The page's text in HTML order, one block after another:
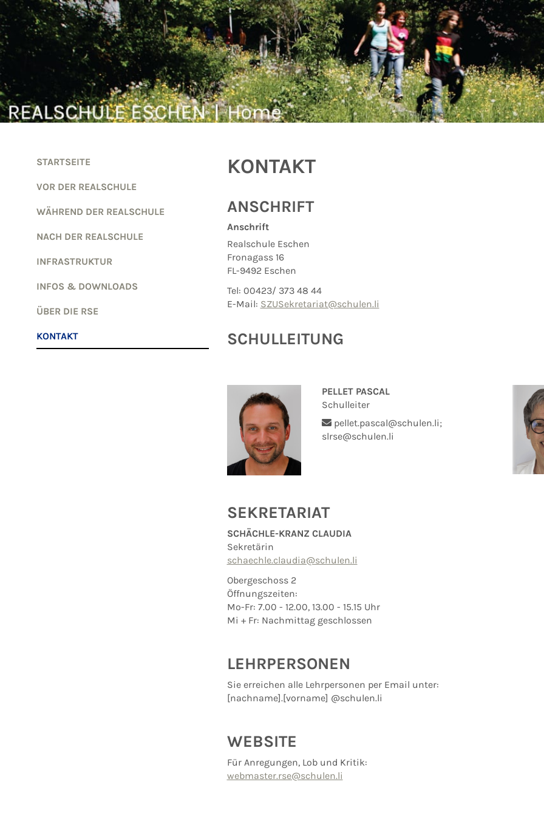
Zum Inhalt springen
KONTAKT
ANSCHRIFT
Anschrift
Realschule Eschen
Fronagass 16
FL-9492 Eschen
Tel: 00423/ 373 48 44
E-Mail: SZUSekretariat@schulen.li
SCHULLEITUNG
PELLET PASCAL
Schulleiter
pellet.pascal@schulen.li;
slrse@schulen.li
SEKRETARIAT
SCHÄCHLE-KRANZ CLAUDIA
Sekretärin
schaechle.claudia@schulen.li
Obergeschoss 2
Öffnungszeiten:
Mo-Fr: 7.00 - 12.00, 13.00 - 15.15 Uhr
Mi + Fr: Nachmittag geschlossen
LEHRPERSONEN
Sie erreichen alle Lehrpersonen per Email unter:
[nachname].[vorname] @schulen.li
WEBSITE
Für Anregungen, Lob und Kritik:
webmaster.rse@schulen.li
STARTSEITE
VOR DER REALSCHULE
WÄHREND DER REALSCHULE
NACH DER REALSCHULE
INFRASTRUKTUR
INFOS & DOWNLOADS
ÜBER DIE RSE
KONTAKT